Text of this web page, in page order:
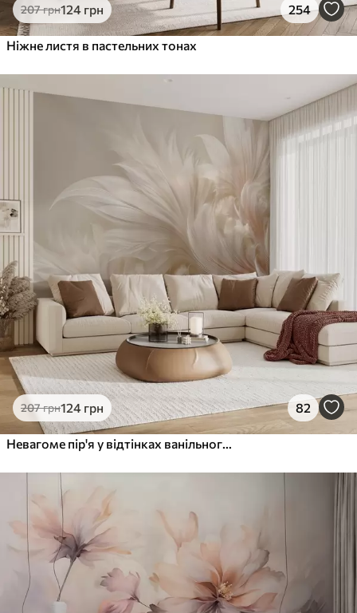
207грн124 грн 254
Ніжне листя в пастельних тонах
207грн124 грн 82